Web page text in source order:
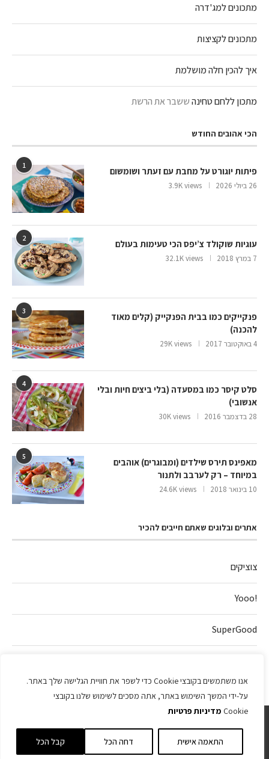
אנו משתמשים בקובצי Cookie כדי לשפר את חוויית הגלישה שלך באתר.
על-ידי המשך השימוש באתר, אתה מסכים לשימוש שלנו בקובצי
Cookie מדיניות פרטיות
התאמה אישית דחה הכל קבל הכל
מתכונים למג'דרה
מתכונים לקציצות
איך להכין חלה מושלמת
מתכון ללחם טחינהששבר את הרשת
הכי אהובים החודש
1
פיתות יוגורט על מחבת עם זעתר ושומשום
26 ביולי 2026 3.9K views
2
עוגיות שוקולד צ’יפס הכי טעימות בעולם
7 במרץ 2018 32.1K views
3
פנקייקים כמו בבית הפנקייק (קלים מאוד
להכנה)
4 באוקטובר 2017 29K views
4
סלט קיסר כמו במסעדה (בלי ביצים חיות ובלי
אנשובי)
28 בדצמבר 2016 30K views
5
מאפינס תירס שילדים (ומבוגרים) אוהבים
במיוחד – רק לערבב ולתנור
10 בינואר 2018 24.6K views
אתרים ובלוגים שאתם חייבים להכיר
צוציקים
!Yooo
SuperGood